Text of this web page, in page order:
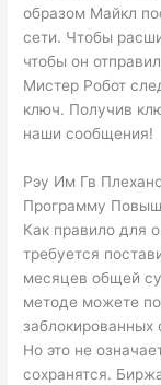
образом Майкл
сети. Чтобы
чтобы он
Мистер Робот
ключ. Получив
наши сообщения!
Рэу Им Гв
Программу
Как правило для
требуется
месяцев общей
методе можете
заблокированных
Но это не
сохранятся.